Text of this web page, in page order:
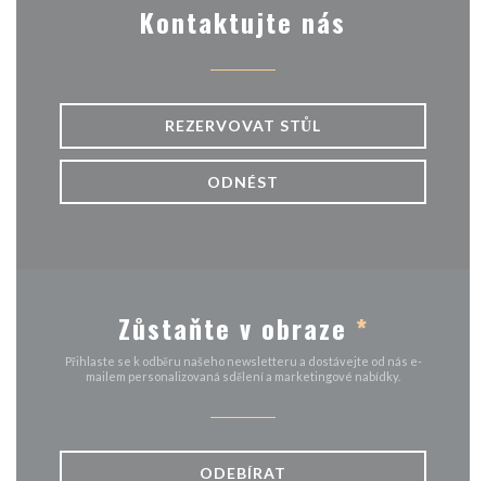
Kontaktujte nás
REZERVOVAT STŮL
ODNÉST
Zůstaňte v obraze *
Přihlaste se k odběru našeho newsletteru a dostávejte od nás e-
mailem personalizovaná sdělení a marketingové nabídky.
ODEBÍRAT